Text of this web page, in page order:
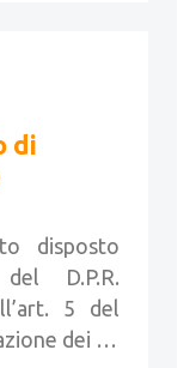
di
disposto
D.P.R.
5 del
dei …